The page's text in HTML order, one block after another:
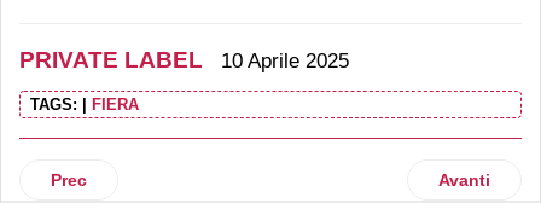
PRIVATE LABEL 10 Aprile 2025
TAGS: FIERA
Articolo precedente: Pam Panorama rinnova la tradizione
Prec Articolo
Avanti